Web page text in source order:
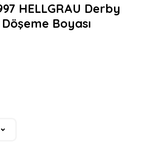
HELLGRAU Derby
Boyası